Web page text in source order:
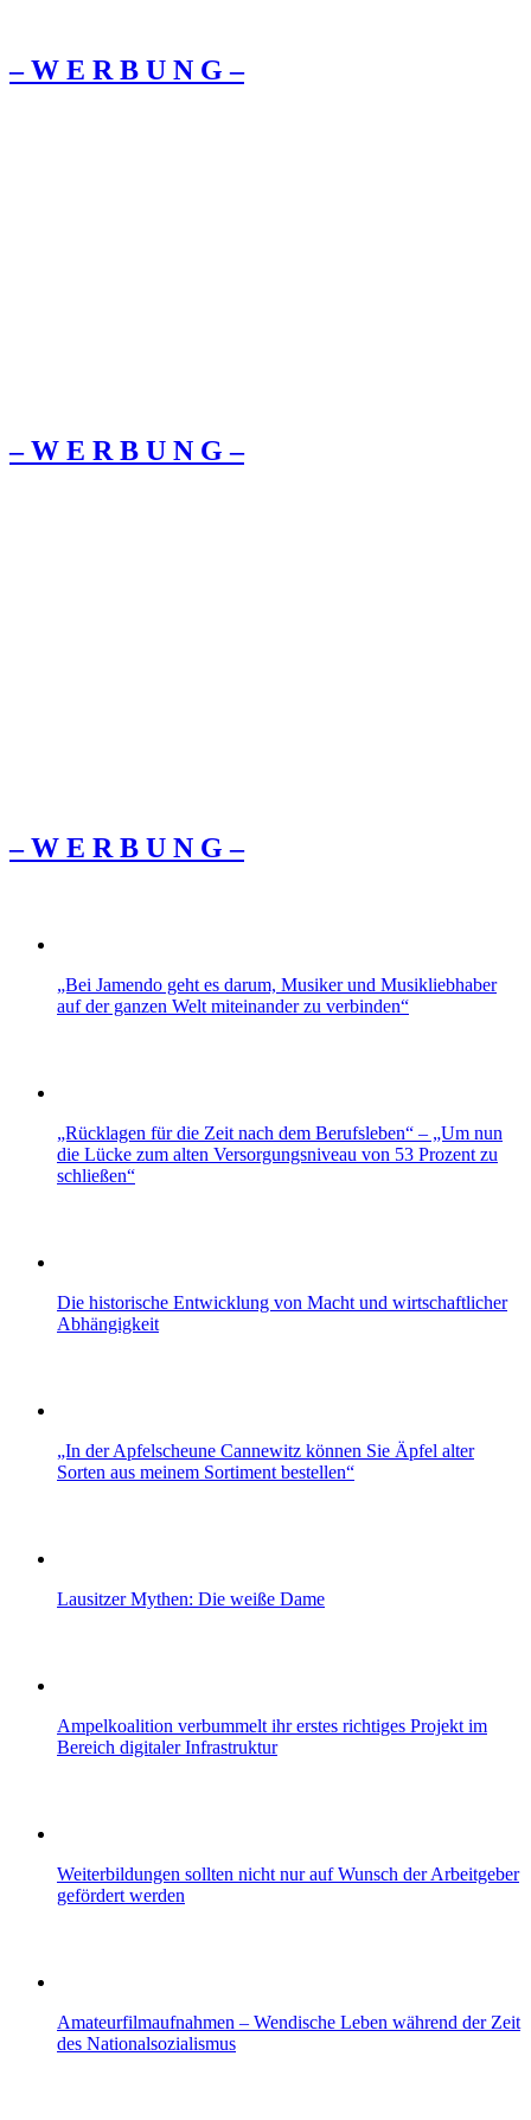
– W Ε R Β U Ν G –
– W Ε R Β U Ν G –
– W Ε R Β U Ν G –
„Bei Jamendo geht es darum, Musiker und Musikliebhaber
auf der ganzen Welt miteinander zu verbinden“
„Rücklagen für die Zeit nach dem Berufsleben“ – „Um nun
die Lücke zum alten Versorgungsniveau von 53 Prozent zu
schließen“
Die historische Entwicklung von Macht und wirtschaftlicher
Abhängigkeit
„In der Apfelscheune Cannewitz können Sie Äpfel alter
Sorten aus meinem Sortiment bestellen“
Lausitzer Mythen: Die weiße Dame
Ampelkoalition verbummelt ihr erstes richtiges Projekt im
Bereich digitaler Infrastruktur
Weiterbildungen sollten nicht nur auf Wunsch der Arbeitgeber
gefördert werden
Amateurfilmaufnahmen – Wendische Leben während der Zeit
des Nationalsozialismus